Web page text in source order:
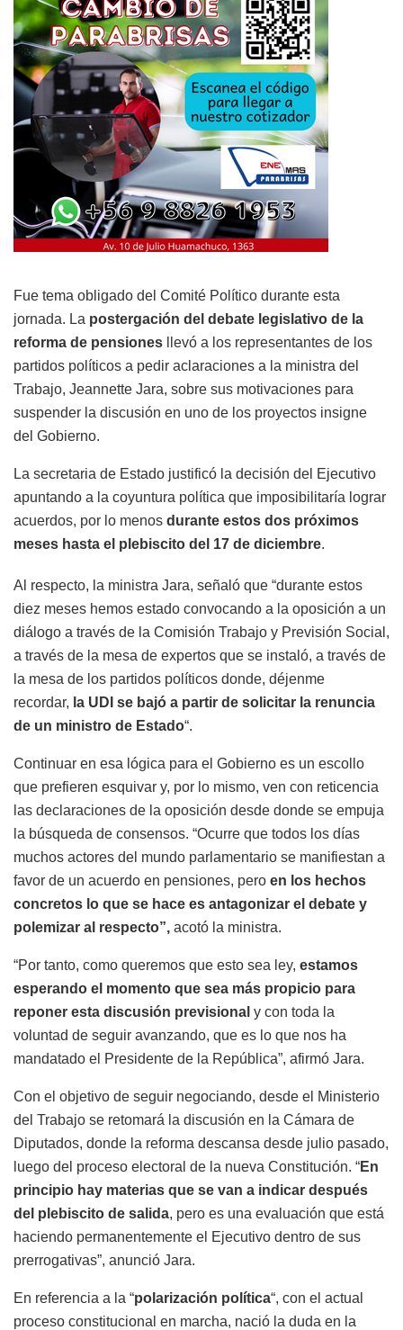
Fue tema obligado del Comité Político durante esta
jornada. La postergación del debate legislativo de la
reforma de pensiones llevó a los representantes de los
partidos políticos a pedir aclaraciones a la ministra del
Trabajo, Jeannette Jara, sobre sus motivaciones para
suspender la discusión en uno de los proyectos insigne
del Gobierno.
La secretaria de Estado justificó la decisión del Ejecutivo
apuntando a la coyuntura política que imposibilitaría lograr
acuerdos, por lo menos durante estos dos próximos
meses hasta el plebiscito del 17 de diciembre.
Al respecto, la ministra Jara, señaló que “durante estos
diez meses hemos estado convocando a la oposición a un
diálogo a través de la Comisión Trabajo y Previsión Social,
a través de la mesa de expertos que se instaló, a través de
la mesa de los partidos políticos donde, déjenme
recordar, la UDI se bajó a partir de solicitar la renuncia
de un ministro de Estado“.
Continuar en esa lógica para el Gobierno es un escollo
que prefieren esquivar y, por lo mismo, ven con reticencia
las declaraciones de la oposición desde donde se empuja
la búsqueda de consensos. “Ocurre que todos los días
muchos actores del mundo parlamentario se manifiestan a
favor de un acuerdo en pensiones, pero en los hechos
concretos lo que se hace es antagonizar el debate y
polemizar al respecto”, acotó la ministra.
“Por tanto, como queremos que esto sea ley, estamos
esperando el momento que sea más propicio para
reponer esta discusión previsional y con toda la
voluntad de seguir avanzando, que es lo que nos ha
mandatado el Presidente de la República”, afirmó Jara.
Con el objetivo de seguir negociando, desde el Ministerio
del Trabajo se retomará la discusión en la Cámara de
Diputados, donde la reforma descansa desde julio pasado,
luego del proceso electoral de la nueva Constitución. “En
principio hay materias que se van a indicar después
del plebiscito de salida, pero es una evaluación que está
haciendo permanentemente el Ejecutivo dentro de sus
prerrogativas”, anunció Jara.
En referencia a la “polarización política“, con el actual
proceso constitucional en marcha, nació la duda en la